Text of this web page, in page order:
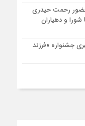
شهید ایران – مشهد
– مشهد
نجف
رحمت حیدری
شورا و دهیاران
جشنواره «فرزند